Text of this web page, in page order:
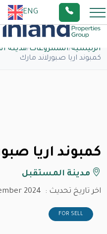
ENG
الرئيسية/المشروعات/مدينة
كمبوند اريا صبورلاند مارك
كمبوند اريا
مدينة المستقبل
اخر تاريخ تحديث : 2024
FOR SELL